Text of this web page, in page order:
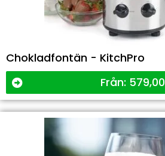
Chokladfontän - KitchPro
Från: 579,00